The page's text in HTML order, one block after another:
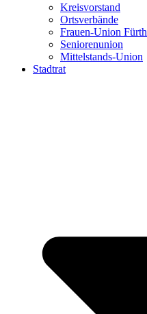
Kreisvorstand
Ortsverbände
Frauen-Union Fürth
Seniorenunion
Mittelstands-Union
Stadtrat